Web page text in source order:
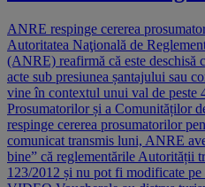
ANRE respinge cererea
Autoritatea Naţională de
(ANRE) reafirmă că este deschisă
acte sub presiunea șantajului sau
vine în contextul unui val de peste
Prosumatorilor și a Comunităților
respinge cererea prosumatorilor
comunicat transmis luni, ANRE
bine” că reglementările Autorității
123/2012 și nu pot fi modificate